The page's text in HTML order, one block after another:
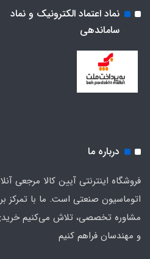
نماد اعتماد الکترونیک و نماد
ساماندهی
درباره ما
فروشگاه اینترنتی آیین کالا مرجعی
اتوماسیون صنعتی است. ما با تمرکز
مشاوره تخصصی، تلاش می‌کنیم
و مهندسان فراهم کنیم